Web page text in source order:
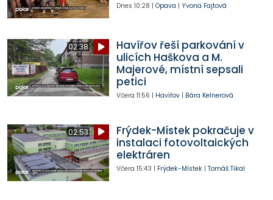
Dnes 10:28 | Opava | Yvona Fajtová
02:38
Havířov řeší parkování v
ulicích Haškova a M.
Majerové, místní sepsali
petici
Včera 11:56 | Havířov| Bára Kelnerová
02:53
Frýdek-Místek pokračuje v
instalaci fotovoltaických
elektráren
Včera 15:43 | Frýdek-Místek| Tomáš Tikal